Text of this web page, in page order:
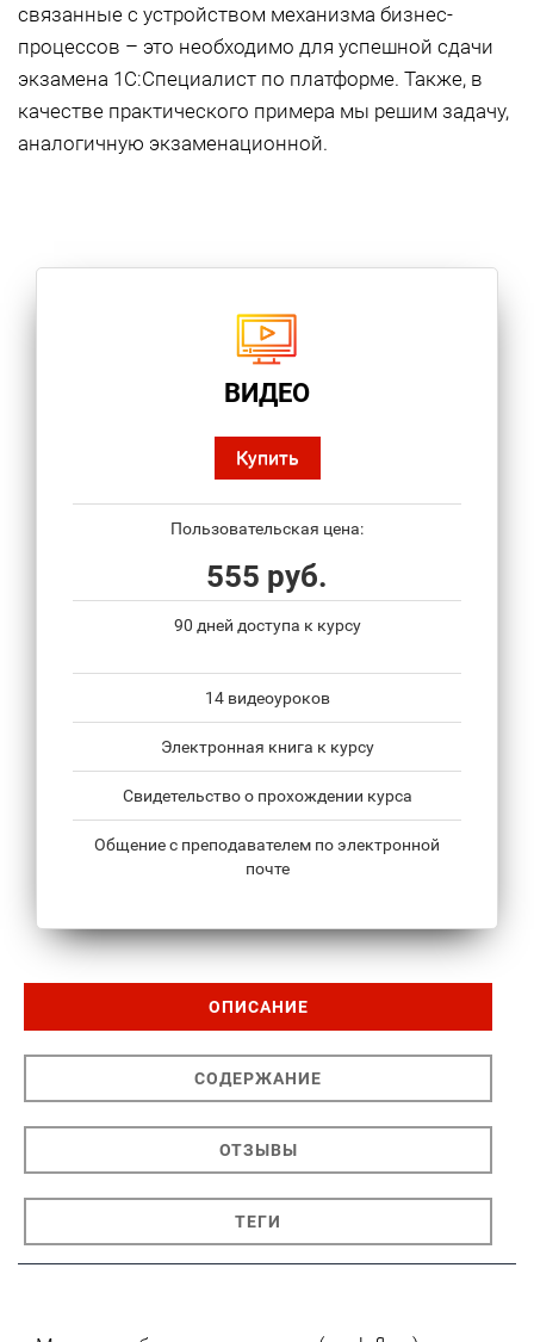
связанные с устройством механизма бизнес-
процессов – это необходимо для успешной сдачи
экзамена 1С:Специалист по платформе. Также, в
качестве практического примера мы решим задачу,
аналогичную экзаменационной.
ВИДЕО
Купить
Пользовательская цена:
555 руб.
90 дней доступа к курсу
14 видеоуроков
Электронная книга к курсу
Свидетельство о прохождении курса
Общение с преподавателем по электронной
почте
ОПИСАНИЕ
СОДЕРЖАНИЕ
ОТЗЫВЫ
ТЕГИ